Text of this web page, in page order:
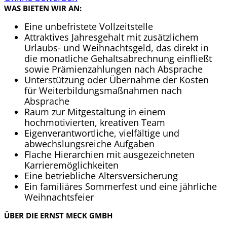
WAS BIETEN WIR AN:
Eine unbefristete Vollzeitstelle
Attraktives Jahresgehalt mit zusätzlichem
Urlaubs- und Weihnachtsgeld, das direkt in
die monatliche Gehaltsabrechnung einfließt
sowie Prämienzahlungen nach Absprache
Unterstützung oder Übernahme der Kosten
für Weiterbildungsmaßnahmen nach
Absprache
Raum zur Mitgestaltung in einem
hochmotivierten, kreativen Team
Eigenverantwortliche, vielfältige und
abwechslungsreiche Aufgaben
Flache Hierarchien mit ausgezeichneten
Karrieremöglichkeiten
Eine betriebliche Altersversicherung
Ein familiäres Sommerfest und eine jährliche
Weihnachtsfeier
ÜBER DIE ERNST MECK GMBH